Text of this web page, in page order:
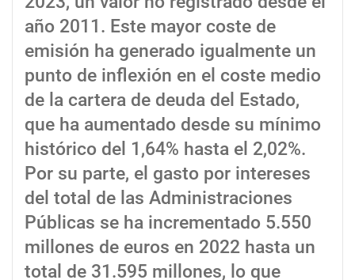
año 2011. Este mayor coste de
emisión ha generado igualmente un
punto de inflexión en el coste medio
de la cartera de deuda del Estado,
que ha aumentado desde su mínimo
histórico del 1,64% hasta el 2,02%.
Por su parte, el gasto por intereses
del total de las Administraciones
Públicas se ha incrementado 5.550
millones de euros en 2022 hasta un
total de 31.595 millones, lo que